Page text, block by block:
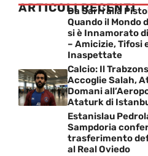
ARTICOLI RECENTI
Da Sarri alla
Quando il Mondo
si è Innamorato
– Amicizie, Tifosi
Inaspettate
Calcio: Il
Accoglie Salah,
Domani
Ataturk di
Estanislau
Sampdoria
trasferimento
al Real Oviedo